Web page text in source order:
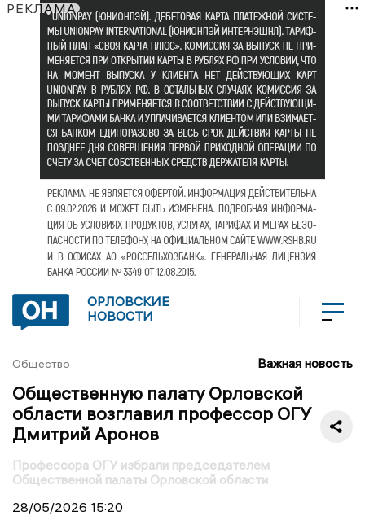
РЕКЛАМА
ОРЛОВСКИЕ
НОВОСТИ
Общество Важная новость
Общественную палату Орловской
области возглавил профессор ОГУ
Дмитрий Аронов
Профессора ОГУ избрали председателем
Общественной палаты Орловской области
28/05/2026 15:20